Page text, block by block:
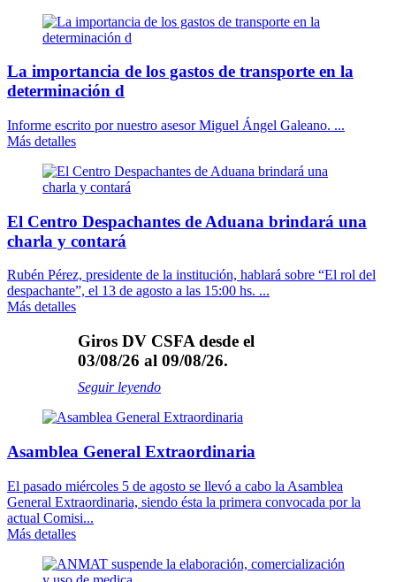
La importancia de los gastos de transporte en la
determinación d
Informe escrito por nuestro asesor Miguel Ángel Galeano. ...
Más detalles
El Centro Despachantes de Aduana brindará una
charla y contará
Rubén Pérez, presidente de la institución, hablará sobre “El rol del
despachante”, el 13 de agosto a las 15:00 hs. ...
Más detalles
Giros DV CSFA desde el
03/08/26 al 09/08/26.
Seguir leyendo
Asamblea General Extraordinaria
El pasado miércoles 5 de agosto se llevó a cabo la Asamblea
General Extraordinaria, siendo ésta la primera convocada por la
actual Comisi...
Más detalles